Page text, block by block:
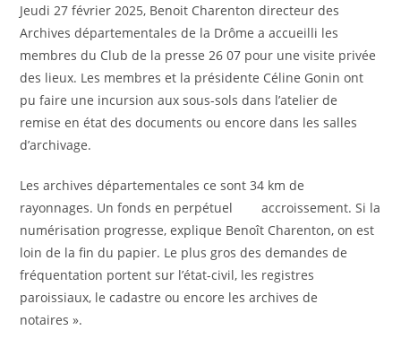
Jeudi 27 février 2025, Benoit Charenton directeur des
Archives départementales de la Drôme a accueilli les
membres du Club de la presse 26 07 pour une visite privée
des lieux. Les membres et la présidente Céline Gonin ont
pu faire une incursion aux sous-sols dans l’atelier de
remise en état des documents ou encore dans les salles
d’archivage.
Les archives départementales ce sont 34 km de
rayonnages. Un fonds en perpétuel accroissement. Si la
numérisation progresse, explique Benoît Charenton, on est
loin de la fin du papier. Le plus gros des demandes de
fréquentation portent sur l’état-civil, les registres
paroissiaux, le cadastre ou encore les archives de
notaires ».